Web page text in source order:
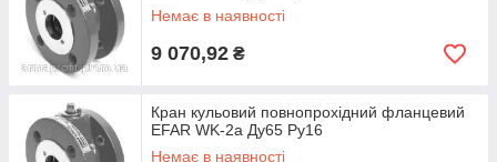
Немає в наявності
9 070,92 ₴
Кран кульовий повнопрохідний фланцевий
EFAR WK-2a Ду65 Ру16
Немає в наявності